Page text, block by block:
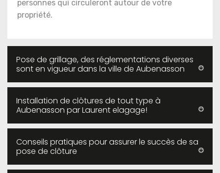
personnes qui circuleront autour de votre
propriété.
Pose de grillage, des réglementations diverses
sont en vigueur dans la ville de Aubenasson
Installation de clôtures de tout type à
Aubenasson par Laurent elagage!
Conseils pratiques pour assurer le succès de sa
pose de clôture